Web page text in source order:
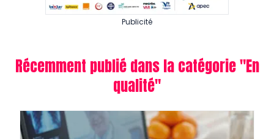
Publicité
Récemment publié dans la catégorie "En
qualité"